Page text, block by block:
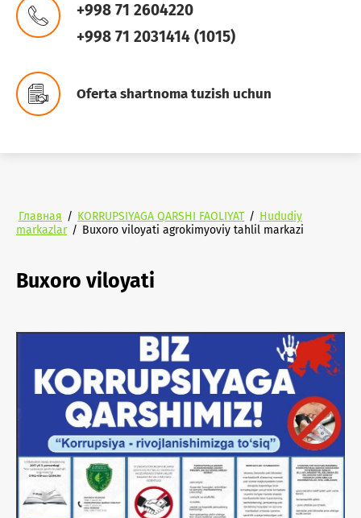
+998 71 2604220
+998 71 2031414 (1015)
Oferta shartnoma tuzish uchun
Главная / KORRUPSIYAGA QARSHI FAOLIYAT / Hududiy
markazlar / Buxoro viloyati agrokimyoviy tahlil markazi
Buxoro viloyati